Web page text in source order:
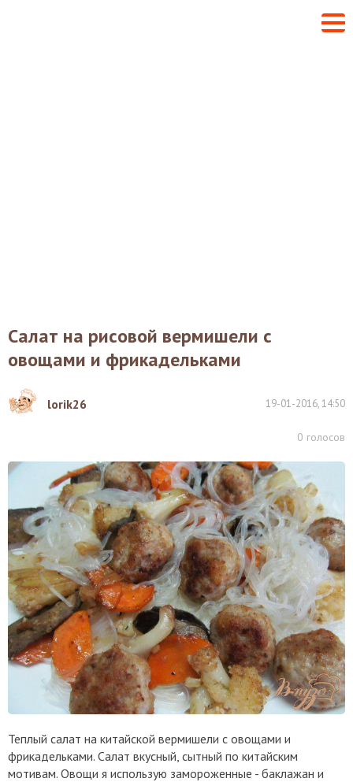
Салат на рисовой вермишели с
овощами и фрикадельками
lorik26 19-01-2016, 14:50
0 голосов
Теплый салат на китайской вермишели с овощами и
фрикадельками. Салат вкусный, сытный по китайским
мотивам. Овощи я использую замороженные - баклажан и